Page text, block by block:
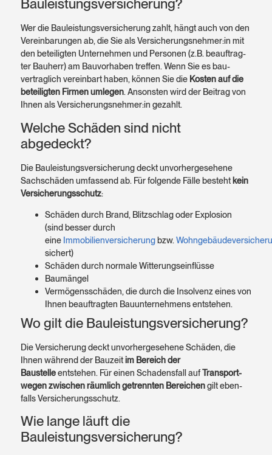
Bauleistungsversicherung?
Wer die Bauleistungs­versicherung zahlt, hängt auch von den
Verein­barungen ab, die Sie als Versicherungs­nehmer:in mit
den betei­ligten Unter­nehmen und Personen (z.B. beauf­trag­
ter Bauherr) am Bau­vorhaben treffen. Wenn Sie es bau­
vertrag­lich vereinbart haben, können Sie die Kosten auf die
betei­ligten Firmen umlegen. Ansonsten wird der Beitrag von
Ihnen als Versicherungs­nehmer:in gezahlt.
Welche Schäden sind nicht
abgedeckt?
Die Bauleistungs­versicherung deckt un­vorher­gesehene
Sachschäden umfassend ab. Für folgende Fälle besteht kein
Versicherungs­schutz:
Schäden durch Brand, Blitz­schlag oder Explosion
(sind besser durch
eine Immobilienversicherungbzw.
sichert)
Schäden durch normale Witterungs­einflüsse
Baumängel
Vermögens­schäden, die durch die Insol­venz eines von
Ihnen beauf­tragten Bau­unter­nehmens entstehen.
Wo gilt die Bauleistungsversicherung?
Die Versicherung deckt un­vorher­gesehene Schäden, die
Ihnen während der Bauzeitim Bereich der
Baustelleentstehen. Für einen Schadens­fall aufTransport­
wegen zwischen räumlich getrennten Bereichengilt eben­
falls Versicherungs­schutz.
Wie lange läuft die
Bauleistungsversicherung?